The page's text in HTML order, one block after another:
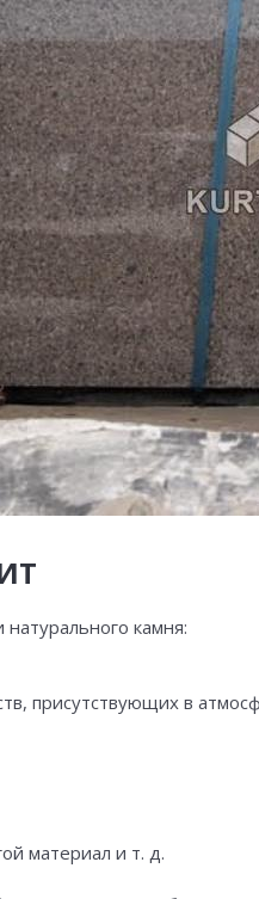
камня:
присутствующих в
материал и т. д.